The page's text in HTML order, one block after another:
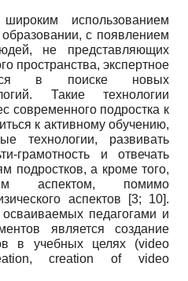
использованием
с появлением
не представляющих
пространства, экспертное
в поиске новых
Такие технологии
современного подростка к
к активному обучению,
технологии, развивать
грамотность и отвечать
подростков, а кроме того,
аспектом, помимо
аспектов [3; 10].
педагогами и
является создание
в учебных целях (video
creation of video